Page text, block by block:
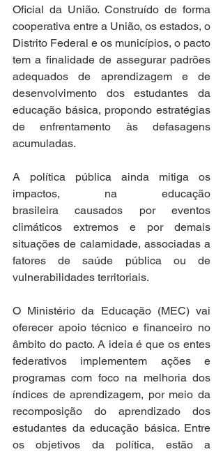
Oficial da União. Construído de forma
cooperativa entre a União, os estados, o
Distrito Federal e os municípios, o pacto
tem a finalidade de assegurar padrões
adequados de aprendizagem e de
desenvolvimento dos estudantes da
educação básica, propondo estratégias
de enfrentamento às defasagens
acumuladas.
A política pública ainda mitiga os
impactos, na educação
brasileira causados por eventos
climáticos extremos e por demais
situações de calamidade, associadas a
fatores de saúde pública ou de
vulnerabilidades territoriais.
O Ministério da Educação (MEC) vai
oferecer apoio técnico e financeiro no
âmbito do pacto. A ideia é que os entes
federativos implementem ações e
programas com foco na melhoria dos
índices de aprendizagem, por meio da
recomposição do aprendizado dos
estudantes da educação básica. Entre
os objetivos da política, estão a